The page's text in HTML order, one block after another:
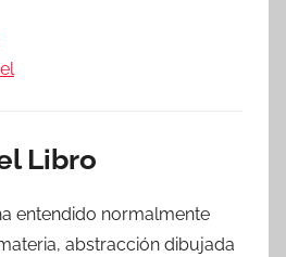
Libro
entendido normalmente
abstracción dibujada